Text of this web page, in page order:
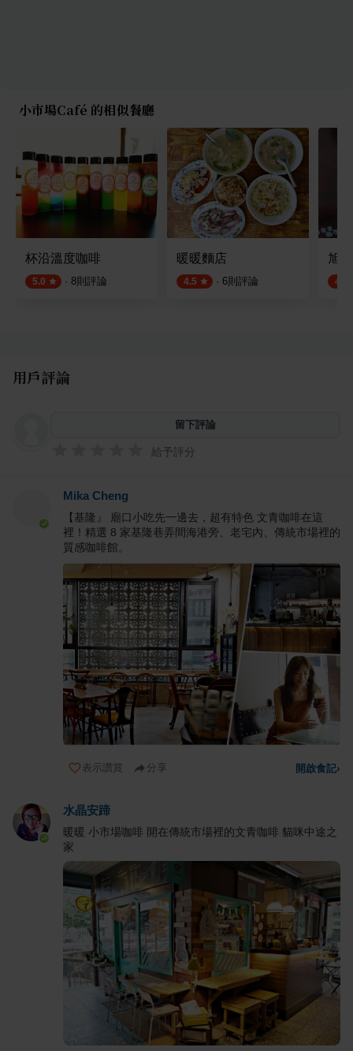
小市場Café 的相似餐廳
杯沿溫度咖啡
5.0 · 8則評論
暖暖麵店
4.5 · 6則評論
旭
4.5
用戶評論
留下評論
給予評分
Mika Cheng
【基隆』 廟口小吃先一邊去，超有特色 文青咖啡在這
裡！精選 8 家基隆巷弄間海港旁、老宅內、傳統市場裡的
質感咖啡館。
表示讚賞 分享 開啟食記›
水晶安蹄
暖暖 小市場咖啡 開在傳統市場裡的文青咖啡 貓咪中途之
家